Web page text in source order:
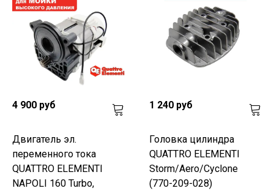
4 900 руб
Двигатель эл.
переменного тока
QUATTRO ELEMENTI
NAPOLI 160 Turbo,
1 240 руб
Головка цилиндра
QUATTRO ELEMENTI
Storm/Aero/Cyclone
(770-209-028)